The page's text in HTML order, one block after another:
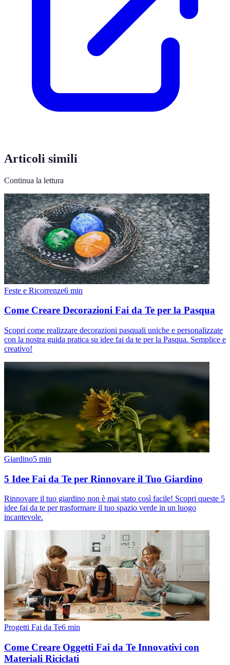
Articoli simili
Continua la lettura
Feste e Ricorrenze6 min
Come Creare Decorazioni Fai da Te per la Pasqua
Scopri come realizzare decorazioni pasquali uniche e personalizzate
con la nostra guida pratica su idee fai da te per la Pasqua. Semplice e
creativo!
Giardino5 min
5 Idee Fai da Te per Rinnovare il Tuo Giardino
Rinnovare il tuo giardino non è mai stato così facile! Scopri queste 5
idee fai da te per trasformare il tuo spazio verde in un luogo
incantevole.
Progetti Fai da Te6 min
Come Creare Oggetti Fai da Te Innovativi con
Materiali Riciclati